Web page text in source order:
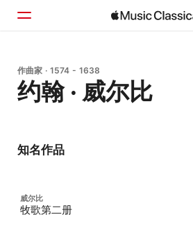
主页
浏览
作曲家 · 1574 - 1638
约翰 · 威尔比
知名作品
威尔比
牧歌第二册